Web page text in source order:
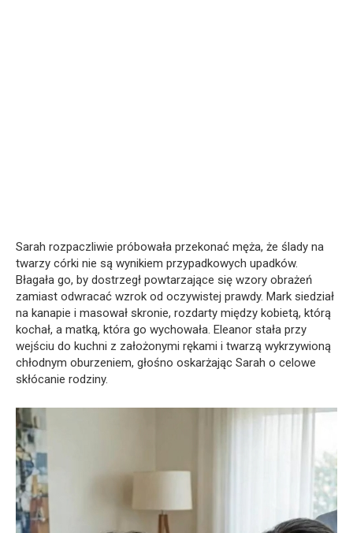
Sarah rozpaczliwie próbowała przekonać męża, że ślady na
twarzy córki nie są wynikiem przypadkowych upadków.
Błagała go, by dostrzegł powtarzające się wzory obrażeń
zamiast odwracać wzrok od oczywistej prawdy. Mark siedział
na kanapie i masował skronie, rozdarty między kobietą, którą
kochał, a matką, która go wychowała. Eleanor stała przy
wejściu do kuchni z założonymi rękami i twarzą wykrzywioną
chłodnym oburzeniem, głośno oskarżając Sarah o celowe
skłócanie rodziny.